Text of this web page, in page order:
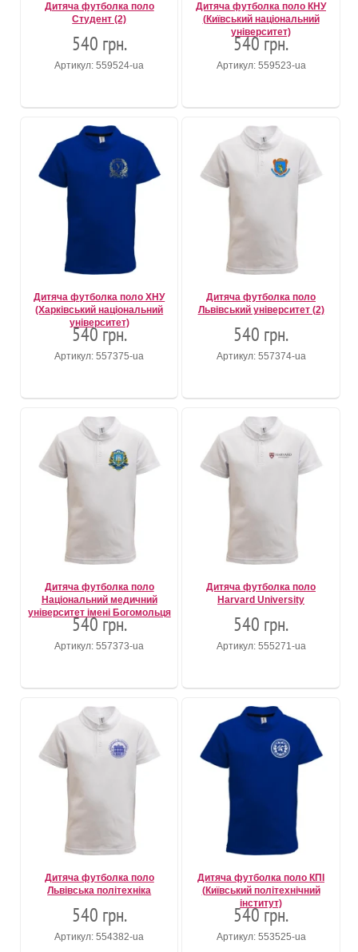
Дитяча футболка поло
Студент (2)
540 грн.
Артикул: 559524-ua
Дитяча футболка поло КНУ
(Київський національний
університет)
540 грн.
Артикул: 559523-ua
Дитяча футболка поло ХНУ
(Харківський національний
університет)
540 грн.
Артикул: 557375-ua
Дитяча футболка поло
Львівський університет (2)
540 грн.
Артикул: 557374-ua
Дитяча футболка поло
Національний медичний
університет імені Богомольця
540 грн.
Артикул: 557373-ua
Дитяча футболка поло
Harvard University
540 грн.
Артикул: 555271-ua
Дитяча футболка поло
Львівська політехніка
540 грн.
Артикул: 554382-ua
Дитяча футболка поло КПІ
(Київський політехнічний
інститут)
540 грн.
Артикул: 553525-ua